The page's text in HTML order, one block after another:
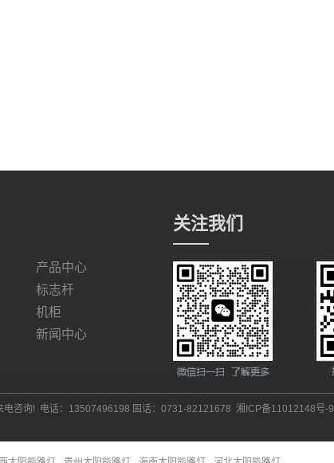
产品中心
标志杆
机柜
新闻中心
关注我们
电咨询! 电话：13507496198 固话：0731-82121678 湘ICP备11012148号-9